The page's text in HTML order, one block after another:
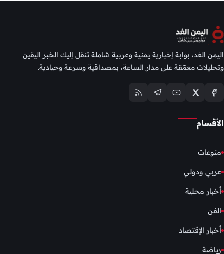
اليمن الغد، بوابة إخبارية يمنية وعربية شاملة تنقل إليك الخبر اليقين
وتحليلات معمّقة على مدار الساعة، بمصداقية وسرعة وحيادية.
الأقسام
منوعات
عربي ودولي
أخبار محلية
الفن
أخبار الإقتصاد
رياضة